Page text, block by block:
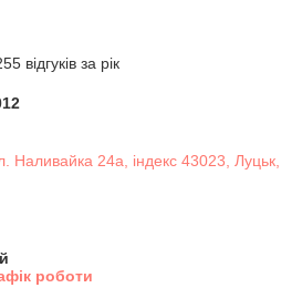
відгуків за рік
Наливайка 24а, індекс 43023, Луцьк,
роботи